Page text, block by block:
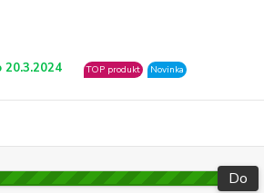
20.3.2024 TOP produkt Novinka
Do